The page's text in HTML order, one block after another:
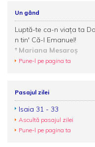
Un gând
Luptă-te ca-n viaţa ta
n tin' Că-I Emanuel!
Mariana Mesaroş
Pune-l pe pagina ta
Pasajul zilei
Isaia 31 - 33
Ascultă pasajul zilei
Pune-l pe pagina ta